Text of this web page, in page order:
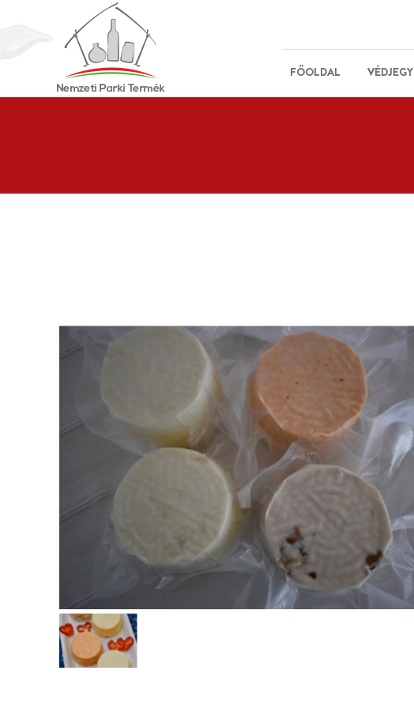
FŐOLDAL VÉDJEGY